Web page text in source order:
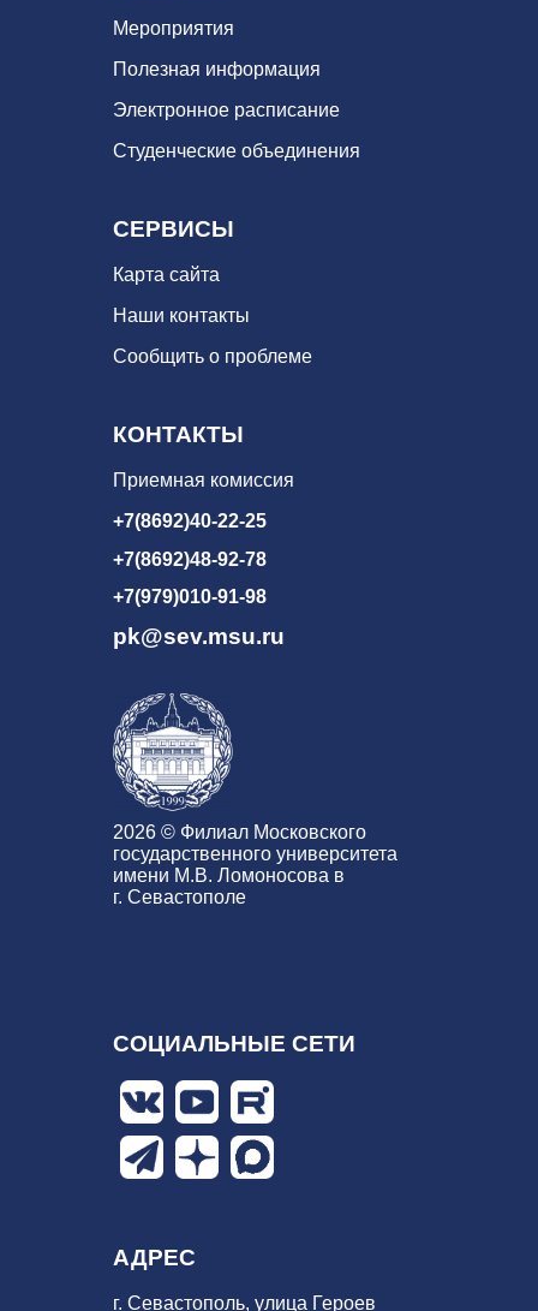
Мероприятия
Полезная информация
Электронное расписание
Студенческие объединения
СЕРВИСЫ
Карта сайта
Наши контакты
Сообщить о проблеме
КОНТАКТЫ
Приемная комиссия
+7(8692)40-22-25
+7(8692)48-92-78
+7(979)010-91-98
pk@sev.msu.ru
2026 © Филиал Московского
государственного университета
имени М.В. Ломоносова в
г. Севастополе
СОЦИАЛЬНЫЕ СЕТИ
АДРЕС
г. Севастополь, улица Героев